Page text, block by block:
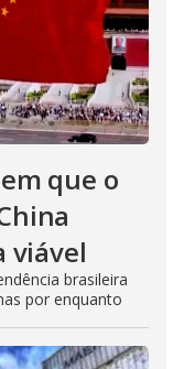
que o
viável
brasileira
por enquanto